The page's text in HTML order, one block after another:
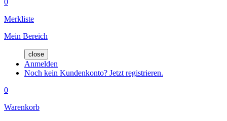
0
Merkliste
Mein Bereich
close
Anmelden
Noch kein Kundenkonto? Jetzt registrieren.
0
Warenkorb